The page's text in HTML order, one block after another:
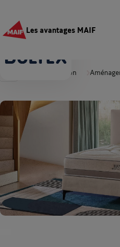
Les avantages MAIF
Maison